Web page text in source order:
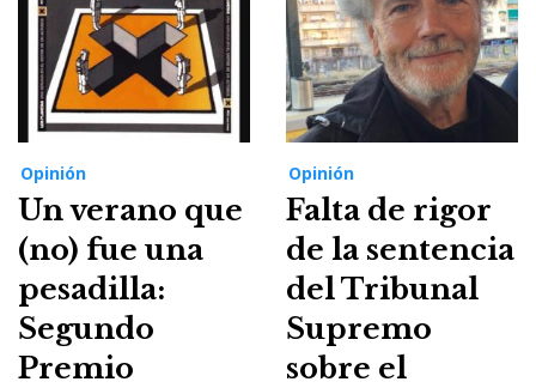
Opinión
Un verano que
(no) fue una
pesadilla:
Segundo
Premio
Opinión
Falta de rigor
de la sentencia
del Tribunal
Supremo
sobre el